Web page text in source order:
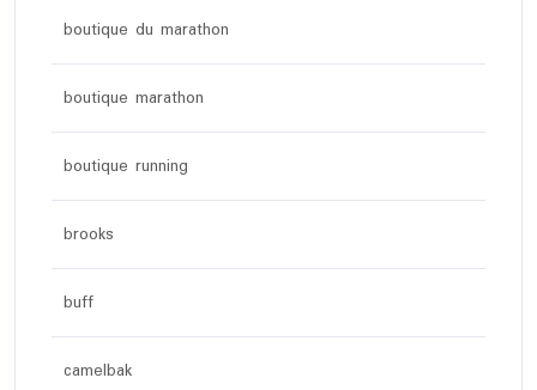
boutique du marathon
boutique marathon
boutique running
brooks
buff
camelbak